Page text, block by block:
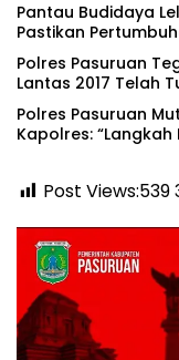
Pantau Budidaya
Pastikan
Polres Pasuruan
Lantas 2017 Telah
‎Polres Pasuruan
Kapolres:
Post Views:539